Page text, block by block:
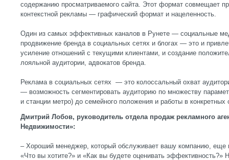
содержанию просматриваемого сайта. Этот формат совмещает
контекстной рекламы — графический формат и нацеленность.
Один из самых эффективных каналов в Рунете — социальные
продвижение бренда в социальных сетях и блогах — это и
усиление отношений с текущими клиентами, и создание
лояльной аудитории, адвокатов бренда.
Реклама в социальных сетях — это колоссальный охват
— возможность сегментировать аудиторию по множеству
и станции метро) до семейного положения и работы в конкретных
Дмитрий Лобов, руководитель отдела продаж рекламного
Недвижимости»:
– Хороший менеджер, который обслуживает вашу компанию, еще
«Что вы хотите?» и «Как вы будете оценивать эффективность?»